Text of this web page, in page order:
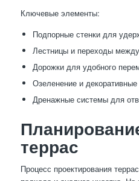
Ключевые элементы:
Подпорные стенки для
Лестницы и переходы
Дорожки для удобного
Озеленение и декоративные
Дренажные системы для
террас
Процесс проектирования